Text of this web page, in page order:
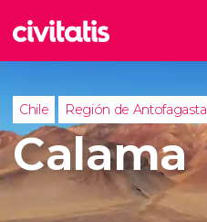
Chile Región de Antofagasta
Calama